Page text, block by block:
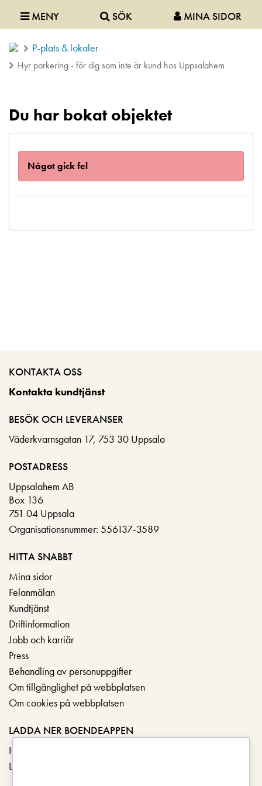
MENY SÖK MINA SIDOR
P-plats & lokaler
Hyr parkering - för dig som inte är kund hos Uppsalahem
Du har bokat objektet
Något gick fel
KONTAKTA OSS
Kontakta kundtjänst
BESÖK OCH LEVERANSER
Väderkvarnsgatan 17, 753 30 Uppsala
POSTADRESS
Uppsalahem AB
Box 136
751 04 Uppsala
Organisationsnummer: 556137-3589
HITTA SNABBT
Mina sidor
Felanmälan
Kundtjänst
Driftinformation
Jobb och karriär
Press
Behandling av personuppgifter
Om tillgänglighet på webbplatsen
Om cookies på webbplatsen
LADDA NER BOENDEAPPEN
Hämta i App Store
Ladda ner på Google Play